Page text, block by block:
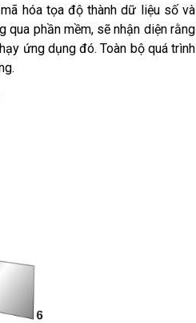
hóa tọa độ thành dữ liệu số và
qua phần mềm, sẽ nhận diện rằng
ứng dụng đó. Toàn bộ quá trình